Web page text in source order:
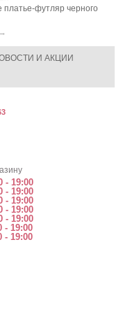
футляр черного
И АКЦИИ
- 19:00
- 19:00
- 19:00
- 19:00
- 19:00
- 19:00
- 19:00